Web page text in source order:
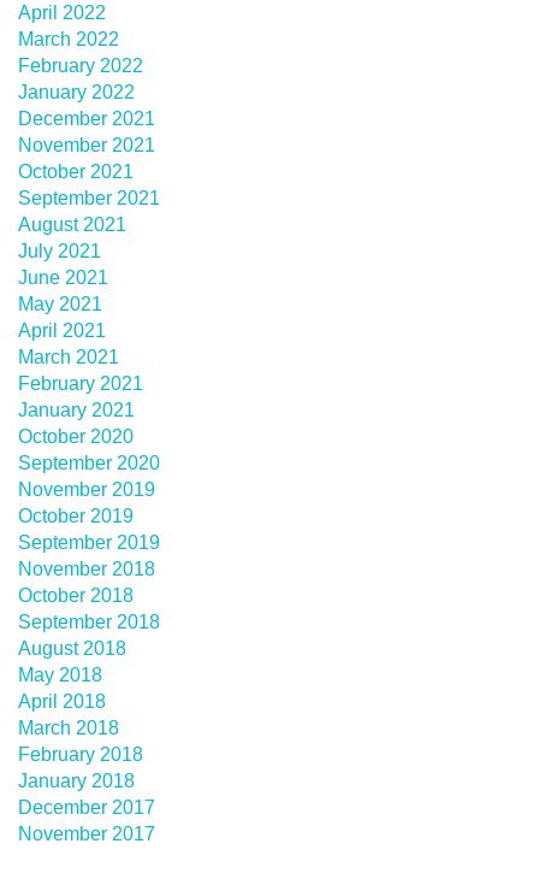
April 2022
March 2022
February 2022
January 2022
December 2021
November 2021
October 2021
September 2021
August 2021
July 2021
June 2021
May 2021
April 2021
March 2021
February 2021
January 2021
October 2020
September 2020
November 2019
October 2019
September 2019
November 2018
October 2018
September 2018
August 2018
May 2018
April 2018
March 2018
February 2018
January 2018
December 2017
November 2017